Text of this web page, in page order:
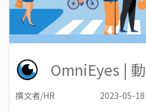
OmniEyes |
撰文者/HR 2023-05-18